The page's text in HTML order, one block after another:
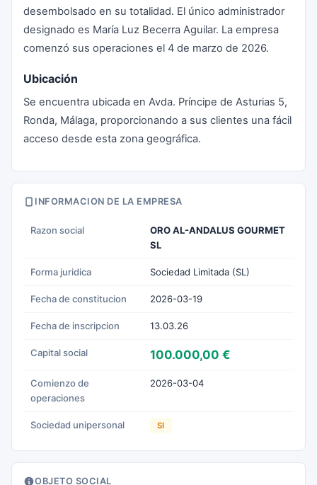
desembolsado en su totalidad. El único administrador
designado es María Luz Becerra Aguilar. La empresa
comenzó sus operaciones el 4 de marzo de 2026.
Ubicación
Se encuentra ubicada en Avda. Príncipe de Asturias 5,
Ronda, Málaga, proporcionando a sus clientes una fácil
acceso desde esta zona geográfica.
INFORMACION DE LA EMPRESA
Razon social
ORO AL-ANDALUS GOURMET
SL
Forma juridica Sociedad Limitada (SL)
Fecha de constitucion 2026-03-19
Fecha de inscripcion 13.03.26
Capital social 100.000,00 €
Comienzo de
operaciones
2026-03-04
Sociedad unipersonal SI
OBJETO SOCIAL